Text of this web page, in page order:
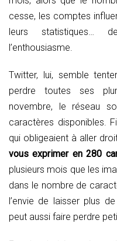
cesse, les comptes
leurs statistiques…
l’enthousiasme.
Twitter, lui, semble
perdre toutes ses
novembre, le réseau
caractères disponibles.
qui obligeaient à aller
vous exprimer en 280
plusieurs mois que les
dans le nombre de
l’envie de laisser plus
peut aussi faire perdre